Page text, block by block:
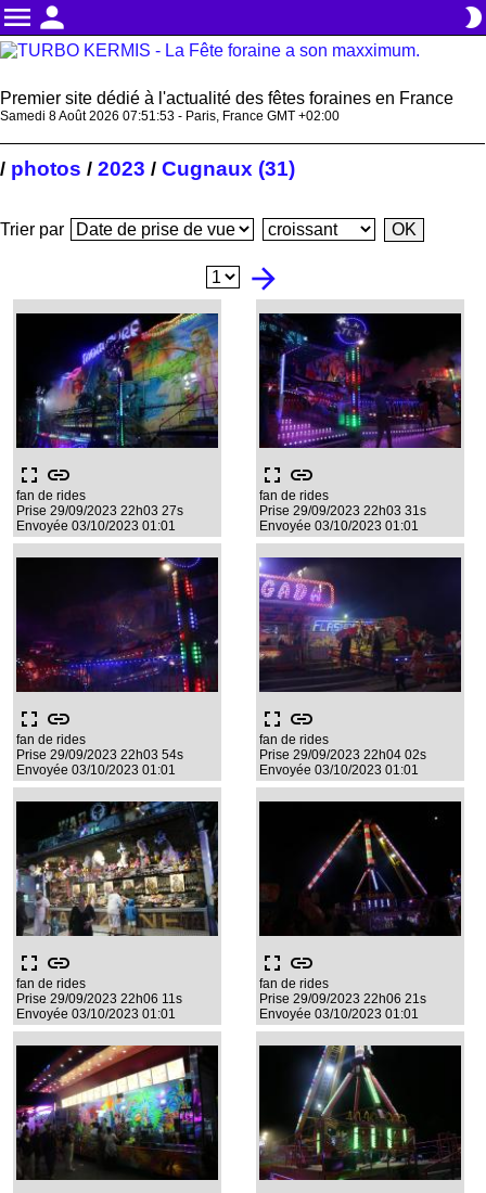
menu person brightness_2
Premier site dédié à l'actualité des fêtes foraines en France
Samedi 8 Août 2026 07:51:54 - Paris, France GMT +02:00
/ photos / 2023 / Cugnaux (31)
Trier par
arrow_forward
fullscreen link
fan de rides
Prise 29/09/2023 22h03 27s
Envoyée 03/10/2023 01:01
fullscreen link
fan de rides
Prise 29/09/2023 22h03 31s
Envoyée 03/10/2023 01:01
fullscreen link
fan de rides
Prise 29/09/2023 22h03 54s
Envoyée 03/10/2023 01:01
fullscreen link
fan de rides
Prise 29/09/2023 22h04 02s
Envoyée 03/10/2023 01:01
fullscreen link
fan de rides
Prise 29/09/2023 22h06 11s
Envoyée 03/10/2023 01:01
fullscreen link
fan de rides
Prise 29/09/2023 22h06 21s
Envoyée 03/10/2023 01:01